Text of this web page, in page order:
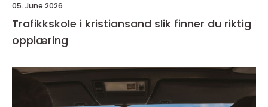
05. June 2026
Trafikkskole i kristiansand slik finner du riktig
opplæring